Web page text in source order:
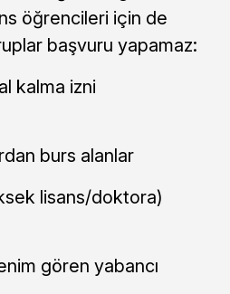
öğrencileri için de
başvuru yapamaz:
kalma izni
burs alanlar
lisans/doktora)
gören yabancı